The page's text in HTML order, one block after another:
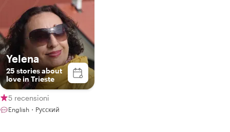
Yelena
25 stories about
love in Trieste
5 recensioni
English・Русский